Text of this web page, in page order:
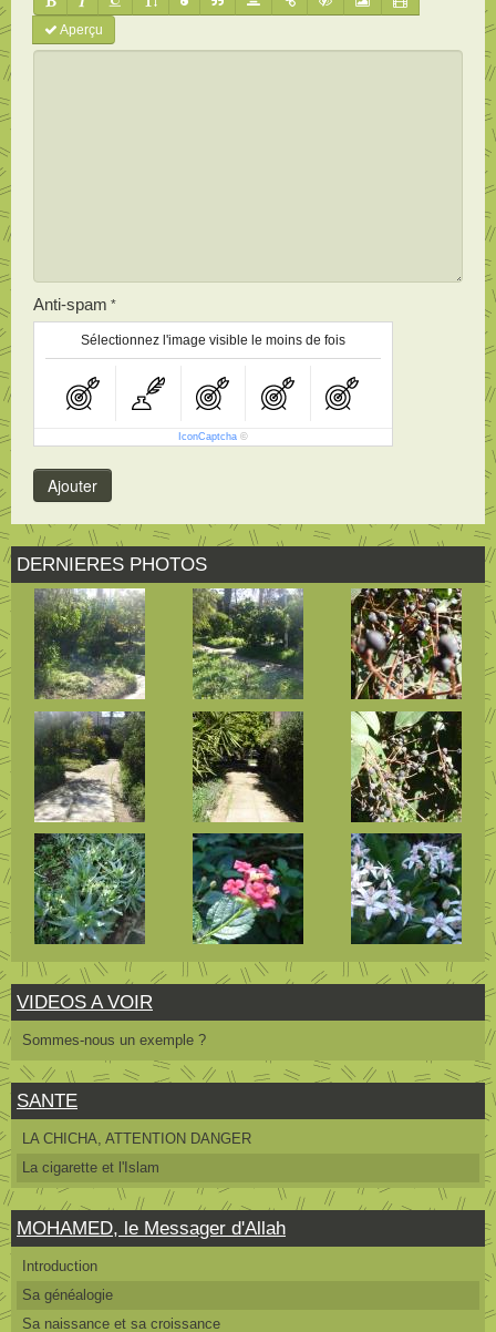
Aperçu
Anti-spam
Sélectionnez l'image visible le moins de fois
IconCaptcha ©
DERNIERES PHOTOS
VIDEOS A VOIR
Sommes-nous un exemple ?
SANTE
LA CHICHA, ATTENTION DANGER
La cigarette et l'Islam
MOHAMED, le Messager d'Allah
Introduction
Sa généalogie
Sa naissance et sa croissance